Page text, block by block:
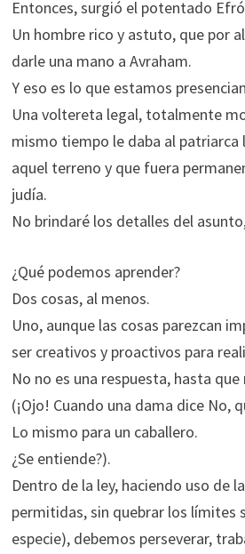
Entonces, surgió el potentado
Un hombre rico y astuto, que por
darle una mano a Avraham.
Y eso es lo que estamos
Una voltereta legal, totalmente
mismo tiempo le daba al patriarca
aquel terreno y que fuera
judía.
No brindaré los detalles del
¿Qué podemos aprender?
Dos cosas, al menos.
Uno, aunque las cosas parezcan
ser creativos y proactivos para
No no es una respuesta, hasta
(¡Ojo! Cuando una dama dice No,
Lo mismo para un caballero.
¿Se entiende?).
Dentro de la ley, haciendo uso de
permitidas, sin quebrar los límites
especie), debemos perseverar,